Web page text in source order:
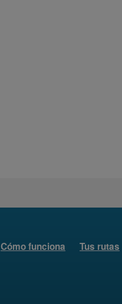
Cómo funciona Tus rutas